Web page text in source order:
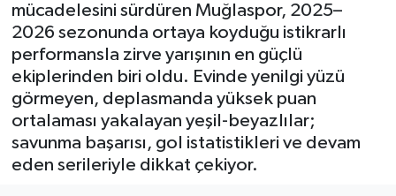
mücadelesini sürdüren Muğlaspor, 2025–
2026 sezonunda ortaya koyduğu istikrarlı
performansla zirve yarışının en güçlü
ekiplerinden biri oldu. Evinde yenilgi yüzü
görmeyen, deplasmanda yüksek puan
ortalaması yakalayan yeşil-beyazlılar;
savunma başarısı, gol istatistikleri ve devam
eden serileriyle dikkat çekiyor.
Son Dakika Haberleri
Haber Arşivi